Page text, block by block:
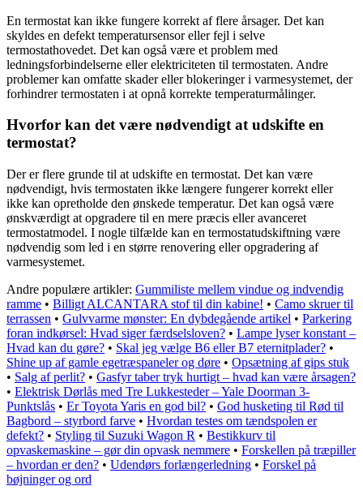
En termostat kan ikke fungere korrekt af flere årsager. Det kan
skyldes en defekt temperatursensor eller fejl i selve
termostathovedet. Det kan også være et problem med
ledningsforbindelserne eller elektriciteten til termostaten. Andre
problemer kan omfatte skader eller blokeringer i varmesystemet, der
forhindrer termostaten i at opnå korrekte temperaturmålinger.
Hvorfor kan det være nødvendigt at udskifte en
termostat?
Der er flere grunde til at udskifte en termostat. Det kan være
nødvendigt, hvis termostaten ikke længere fungerer korrekt eller
ikke kan opretholde den ønskede temperatur. Det kan også være
ønskværdigt at opgradere til en mere præcis eller avanceret
termostatmodel. I nogle tilfælde kan en termostatudskiftning være
nødvendig som led i en større renovering eller opgradering af
varmesystemet.
Andre populære artikler: Gummiliste mellem vindue og indvendig
ramme • Billigt ALCANTARA stof til din kabine! • Camo skruer til
terrassen • Gulvvarme mønster: En dybdegående artikel • Parkering
foran indkørsel: Hvad siger færdselsloven? • Lampe lyser konstant –
Hvad kan du gøre? • Skal jeg vælge B6 eller B7 eternitplader? •
Shine up af gamle egetræspaneler og døre • Opsætning af gips stuk
• Salg af perlit? • Gasfyr taber tryk hurtigt – hvad kan være årsagen?
• Elektrisk Dørlås med Tre Lukkesteder – Yale Doorman 3-
Punktslås • Er Toyota Yaris en god bil? • God husketing til Rød til
Bagbord – styrbord farve • Hvordan testes om tændspolen er
defekt? • Styling til Suzuki Wagon R • Bestikkurv til
opvaskemaskine – gør din opvask nemmere • Forskellen på træpiller
– hvordan er den? • Udendørs forlængerledning • Forskel på
bøjninger og ord